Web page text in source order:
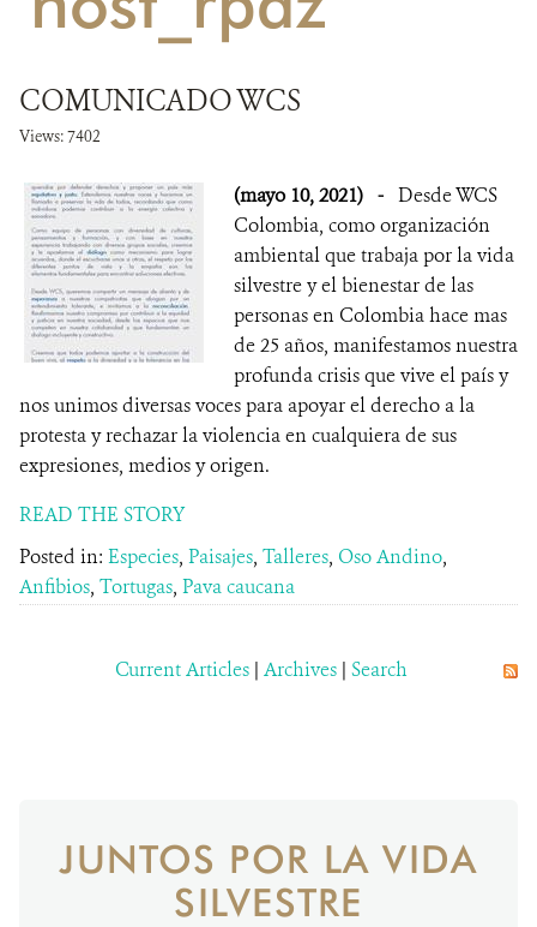
WCS VISUAL
ALIADOS Y ALIANZAS
COBERTURA EN MEDIOS DE COMUNICACIÓN
INFORME ANUAL WCS
MECANISMO DE ATENCIÓN DE QUEJAS Y RECLAMOS
COMUNICADO WCS
Views: 7402
(mayo 10, 2021) - Desde WCS
Colombia, como organización
ambiental que trabaja por la vida
silvestre y el bienestar de las
personas en Colombia hace mas
de 25 años, manifestamos nuestra
profunda crisis que vive el país y
nos unimos diversas voces para apoyar el derecho a la
protesta y rechazar la violencia en cualquiera de sus
expresiones, medios y origen.
READ THE STORY
Posted in: Especies, Paisajes, Talleres, Oso Andino,
Anfibios, Tortugas, Pava caucana
Current Articles | Archives | Search
JUNTOS POR LA VIDA
SILVESTRE